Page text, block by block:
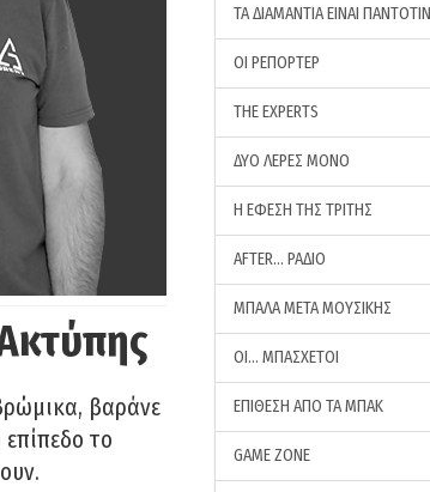
βαράνε
το
ΤΑ ΔΙΑΜΑΝΤΙΑ ΕΙΝΑΙ
ΟΙ ΡΕΠΟΡΤΕΡ
THE EXPERTS
ΔΥΟ ΛΕΡΕΣ ΜΟΝΟ
Η ΕΦΕΣΗ ΤΗΣ ΤΡΙΤΗΣ
AFTER… ΡΑΔΙΟ
ΜΠΑΛΑ ΜΕΤΑ ΜΟΥΣΙΚΗΣ
ΟΙ… ΜΠΑΣΧΕΤΟΙ
ΕΠΙΘΕΣΗ ΑΠΟ ΤΑ ΜΠΑΚ
GAME ZONE